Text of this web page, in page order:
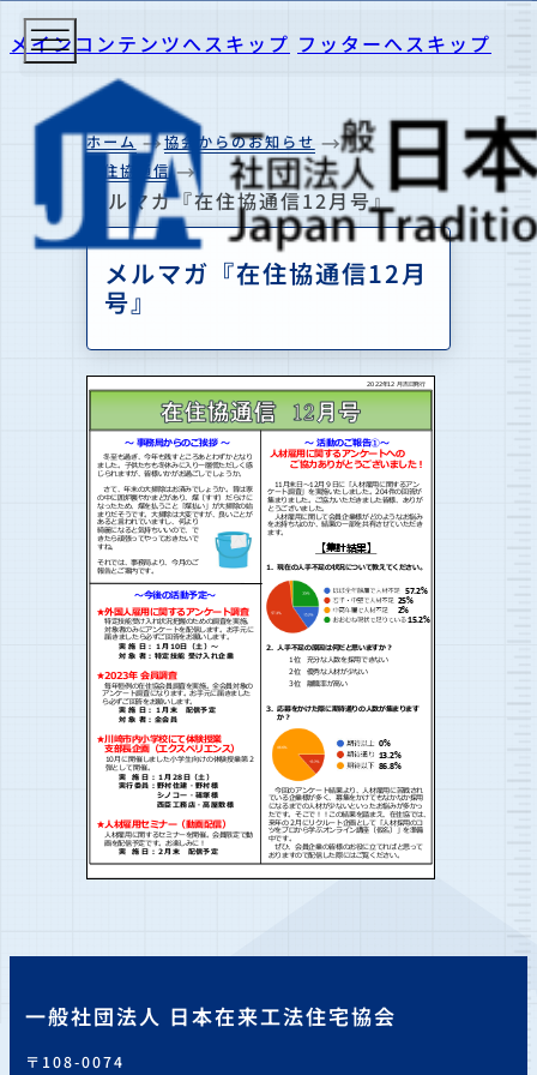
メインコンテンツへスキップ フッターへスキップ
ホーム
協会からのお知らせ
在住協通信
メルマガ『在住協通信12月号』
メルマガ『在住協通信12月
号』
一般社団法人 日本在来工法住宅協会
〒108-0074